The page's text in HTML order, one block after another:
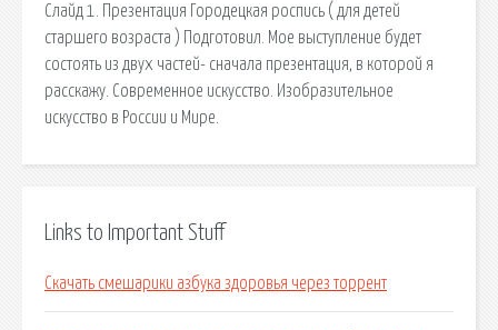
Слайд 1. Презентация Городецкая роспись ( для детей
старшего возраста ) Подготовил. Мое выступление будет
состоять из двух частей- сначала презентация, в которой я
расскажу. Современное искусство. Изобразительное
искусство в России и Мире.
Links to Important Stuff
Скачать смешарики азбука здоровья через торрент